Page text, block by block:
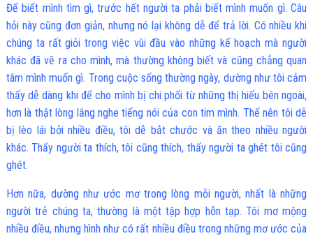
Để biết mình tìm gì, trước hết người ta phải biết mình muốn gì. Câu
hỏi này cũng đơn giản, nhưng nó lại không dễ để trả lời. Có nhiều khi
chúng ta rất giỏi trong việc vùi đầu vào những kế hoạch mà người
khác đã vẽ ra cho mình, mà thường không biết và cũng chẳng quan
tâm mình muốn gì. Trong cuộc sống thường ngày, dường như tôi cảm
thấy dễ dàng khi để cho mình bị chi phối từ những thị hiếu bên ngoài,
hơn là thật lòng lắng nghe tiếng nói của con tim mình. Thế nên tôi dễ
bị lèo lái bởi nhiều điều, tôi dễ bắt chước và ăn theo nhiều người
khác. Thấy người ta thích, tôi cũng thích, thấy người ta ghét tôi cũng
ghét.
Hơn nữa, dường như ước mơ trong lòng mỗi người, nhất là những
người trẻ chúng ta, thường là một tập hợp hỗn tạp. Tôi mơ mộng
nhiều điều, nhưng hình như có rất nhiều điều trong những mơ ước của